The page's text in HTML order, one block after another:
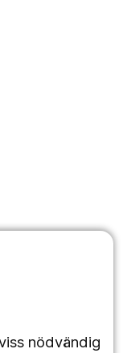
nödvändig